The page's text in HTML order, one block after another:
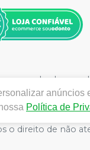
reservados |
Funcionamento
responsável:
loja virtual
o direito de não
anúncios
Política de